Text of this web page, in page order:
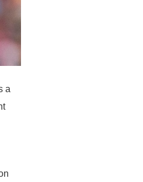
a